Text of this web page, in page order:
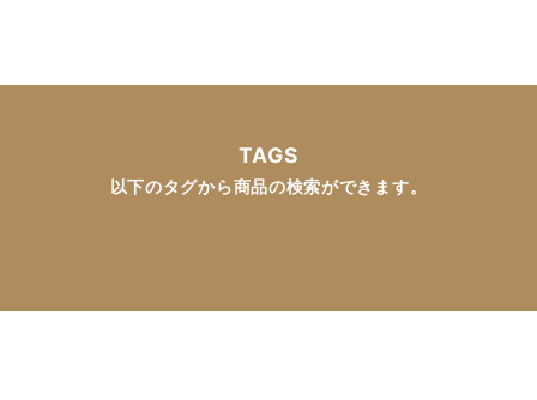
TAGS
以下のタグから商品の検索ができます。